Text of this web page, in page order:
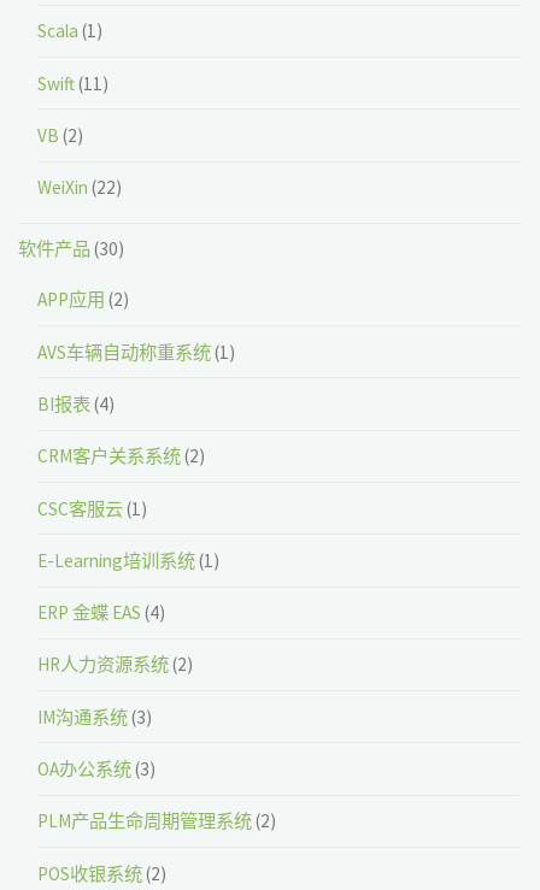
Scala (1)
Swift(11)
VB (2)
WeiXin (22)
软件产品(30)
APP应用 (2)
AVS车辆自动称重系统(1)
BI报表(4)
CRM客户关系系统(2)
CSC客服云(1)
E-Learning培训系统(1)
ERP 金蝶 EAS (4)
HR人力资源系统(2)
IM沟通系统(3)
OA办公系统(3)
PLM产品生命周期管理系统(2)
POS收银系统(2)